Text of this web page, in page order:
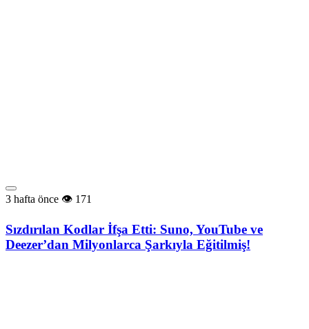
3 hafta önce 171
Sızdırılan Kodlar İfşa Etti: Suno, YouTube ve
Deezer’dan Milyonlarca Şarkıyla Eğitilmiş!